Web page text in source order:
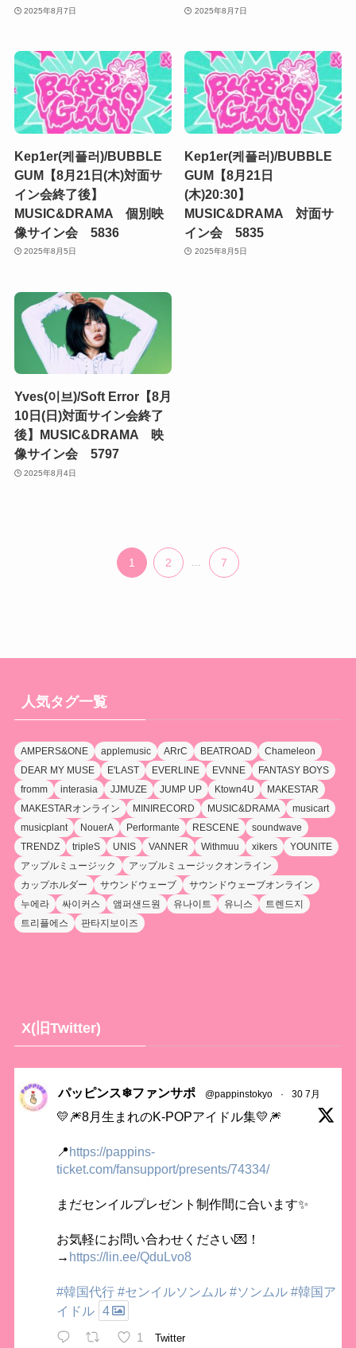
2025年8月7日 2025年8月7日
Kep1er(케플러)/BUBBLE
GUM【8月21日(木)対面サ
イン会終了後】
MUSIC&DRAMA 個別映
像サイン会 5836
2025年8月5日
Kep1er(케플러)/BUBBLE
GUM【8月21日
(木)20:30】
MUSIC&DRAMA 対面サ
イン会 5835
2025年8月5日
Yves(이브)/Soft Error【8月
10日(日)対面サイン会終了
後】MUSIC&DRAMA 映
像サイン会 5797
2025年8月4日
1 2 ... 7
人気タグ一覧
AMPERS&ONE applemusic ARrC BEATROAD
Chameleon
DEAR MY MUSE
E'LAST EVERLINE EVNNE
FANTASY BOYS
fromm
interasia JJMUZE JUMP UP Ktown4U
MAKESTAR
MAKESTARオンライン
MINIRECORD MUSIC&DRAMA
musicart
musicplant
NouerA Performante RESCENE
soundwave
TRENDZ
tripleS UNIS VANNER Withmuu xikers
YOUNITE
アップルミュージック
アップルミュージックオンライン
カップホルダー
サウンドウェーブ
サウンドウェーブオンライン
누에라
싸이커스 앰퍼샌드원 유나이트 유니스
트렌드지
트리플에스
판타지보이즈
X(旧Twitter)
パッピンス❄ファンサポ @pappinstokyo · 30 7月
💛🎆8月生まれのK-POPアイドル集💛🎆
📍https://pappins-
ticket.com/fansupport/presents/74334/
まだセンイルプレゼント制作間に合います✨
お気軽にお問い合わせください💌！
→ https://lin.ee/QduLvo8
#韓国代行 #センイルソンムル #ソンムル #韓国ア
イドル 4
1 Twitter